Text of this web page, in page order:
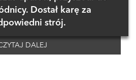
Dostał karę za
strój.
DALEJ